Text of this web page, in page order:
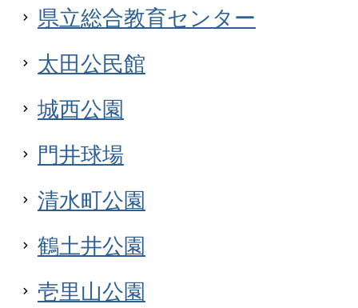
県立総合教育センター
太田公民館
城西公園
門井球場
清水町公園
鶴土井公園
壱里山公園